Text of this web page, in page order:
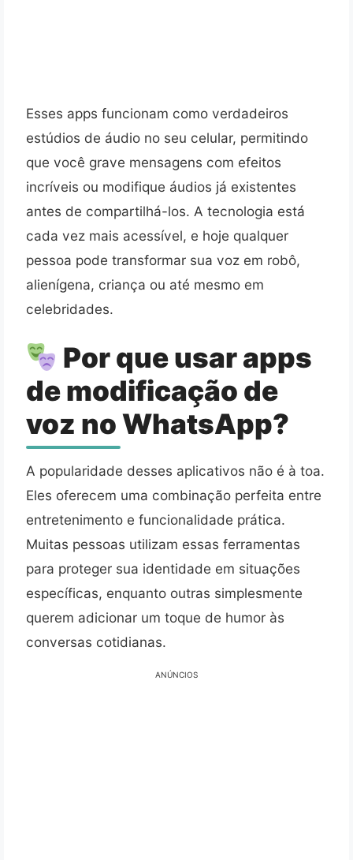
Esses apps funcionam como verdadeiros
estúdios de áudio no seu celular, permitindo
que você grave mensagens com efeitos
incríveis ou modifique áudios já existentes
antes de compartilhá-los. A tecnologia está
cada vez mais acessível, e hoje qualquer
pessoa pode transformar sua voz em robô,
alienígena, criança ou até mesmo em
celebridades.
Por que usar apps
de modificação de
voz no WhatsApp?
A popularidade desses aplicativos não é à toa.
Eles oferecem uma combinação perfeita entre
entretenimento e funcionalidade prática.
Muitas pessoas utilizam essas ferramentas
para proteger sua identidade em situações
específicas, enquanto outras simplesmente
querem adicionar um toque de humor às
conversas cotidianas.
ANÚNCIOS